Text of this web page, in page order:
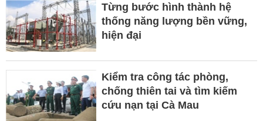
Từng bước hình thành hệ
thống năng lượng bền vững,
hiện đại
Kiểm tra công tác phòng,
chống thiên tai và tìm kiếm
cứu nạn tại Cà Mau